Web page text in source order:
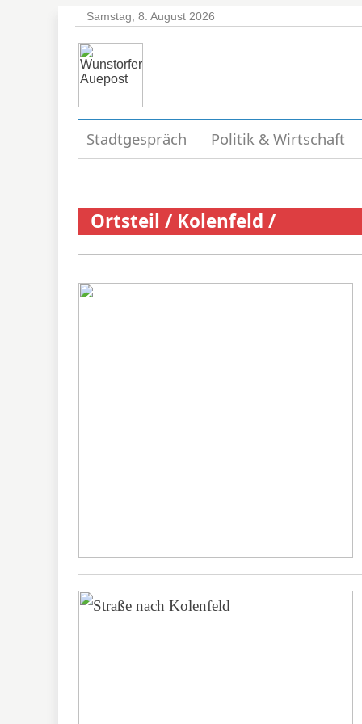
Samstag, 8. August 2026
Stadtgespräch Politik & Wirtschaft
Ortsteil / Kolenfeld /